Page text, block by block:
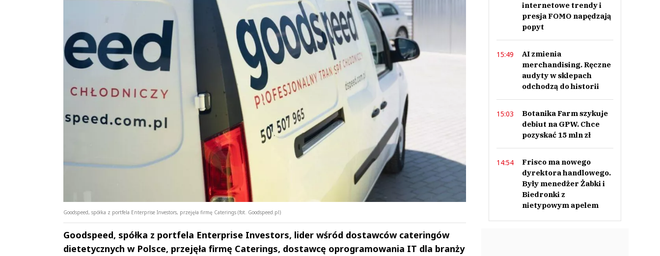
Goodspeed, spółka z portfela Enterprise Investors, przejęła firmę Caterings (fot. Goodspeed.pl)
Goodspeed, spółka z portfela Enterprise Investors, lider wśród dostawców cateringów
dietetycznych w Polsce, przejęła firmę Caterings, dostawcę oprogramowania IT dla branży
internetowe trendy i
presja FOMO napędzają
popyt
15:49
AI zmienia
merchandising. Ręczne
audyty w sklepach
odchodzą do historii
15:03
Botanika Farm szykuje
debiut na GPW. Chce
pozyskać 15 mln zł
14:54
Frisco ma nowego
dyrektora handlowego.
Były menedżer Żabki i
Biedronki z
nietypowym apelem